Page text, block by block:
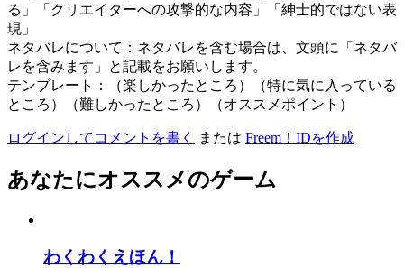
る」「クリエイターへの攻撃的な内容」「紳士的ではない表
現」
ネタバレについて：ネタバレを含む場合は、文頭に「ネタバ
レを含みます」と記載をお願いします。
テンプレート：（楽しかったところ）（特に気に入っている
ところ）（難しかったところ）（オススメポイント）
ログインしてコメントを書く または Freem！IDを作成
あなたにオススメのゲーム
わくわくえほん！